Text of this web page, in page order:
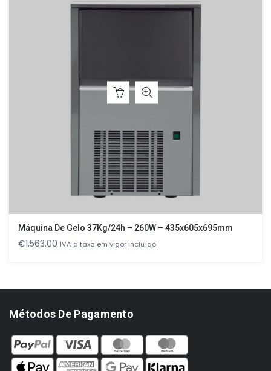
Máquina De Gelo 37Kg/24h – 260W – 435x605x695mm
€1,563.00 IVA a taxa em vigor incluído
Métodos De Pagamento